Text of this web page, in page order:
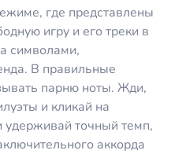
где представлены
игру и его треки в
символами,
В правильные
парню ноты. Жди,
и кликай на
точный темп,
аккорда